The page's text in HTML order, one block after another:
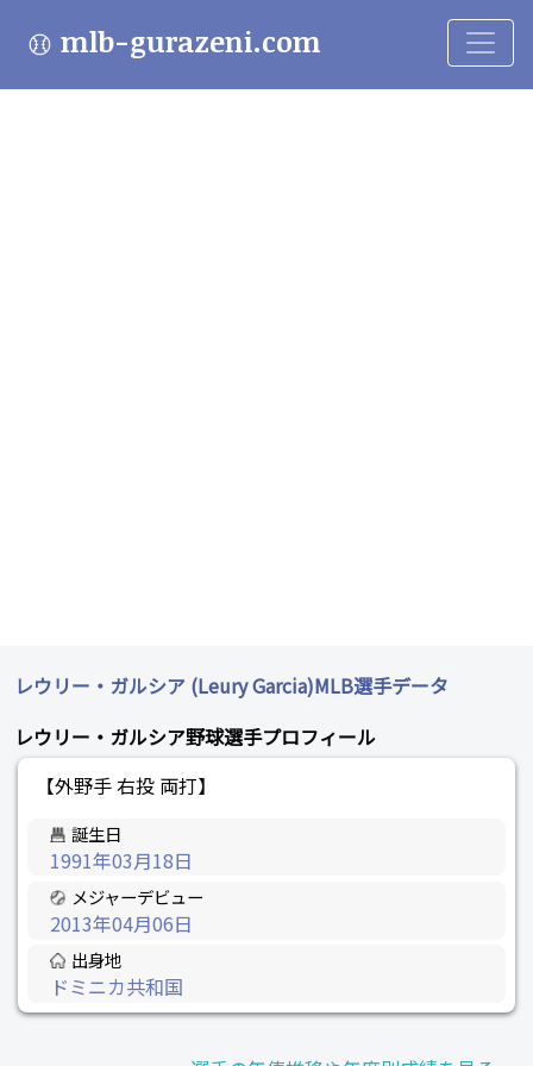
mlb-gurazeni.com
レウリー・ガルシア (Leury Garcia)MLB選手データ
レウリー・ガルシア野球選手プロフィール
【外野手 右投 両打】
誕生日
1991年03月18日
メジャーデビュー
2013年04月06日
出身地
ドミニカ共和国